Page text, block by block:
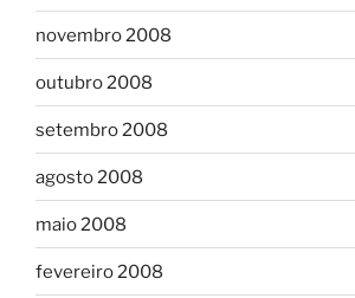
novembro 2008
outubro 2008
setembro 2008
agosto 2008
maio 2008
fevereiro 2008